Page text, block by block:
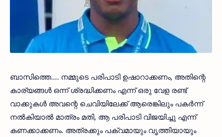
ബാസിത്തെ.... നമ്മുടെ പരിപാടി ഉഷാറാക്കണം, അതിന്റെ
കാര്യങ്ങൾ ഒന്ന് ശ്രദ്ധിക്കണം എന്ന് ഒരു വേള രണ്ട്
വാക്കുകൾ അവന്റെ ചെവിയിലേക്ക് ആരെങ്കിലും പകർന്ന്
നൽകിയാൽ മാത്രം മതി, ആ പരിപാടി വിജയിച്ചു എന്ന്
കണക്കാക്കണം. അത്രക്കും പക്വമായും വൃത്തിയായും